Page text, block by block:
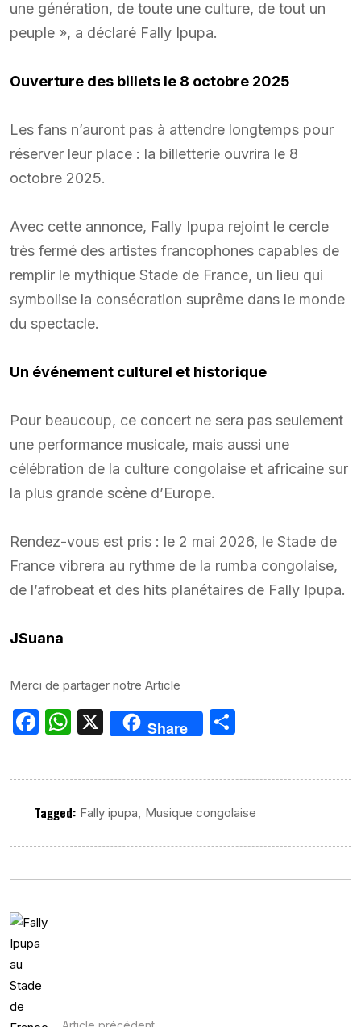
une génération, de toute une culture, de tout un
peuple », a déclaré Fally Ipupa.
Ouverture des billets le 8 octobre 2025
Les fans n’auront pas à attendre longtemps pour
réserver leur place : la billetterie ouvrira le 8
octobre 2025.
Avec cette annonce, Fally Ipupa rejoint le cercle
très fermé des artistes francophones capables de
remplir le mythique Stade de France, un lieu qui
symbolise la consécration suprême dans le monde
du spectacle.
Un événement culturel et historique
Pour beaucoup, ce concert ne sera pas seulement
une performance musicale, mais aussi une
célébration de la culture congolaise et africaine sur
la plus grande scène d’Europe.
Rendez-vous est pris : le 2 mai 2026, le Stade de
France vibrera au rythme de la rumba congolaise,
de l’afrobeat et des hits planétaires de Fally Ipupa.
JSuana
Merci de partager notre Article
Facebook
WhatsApp
X Share
Tagged: Fally ipupa Musique congolaise